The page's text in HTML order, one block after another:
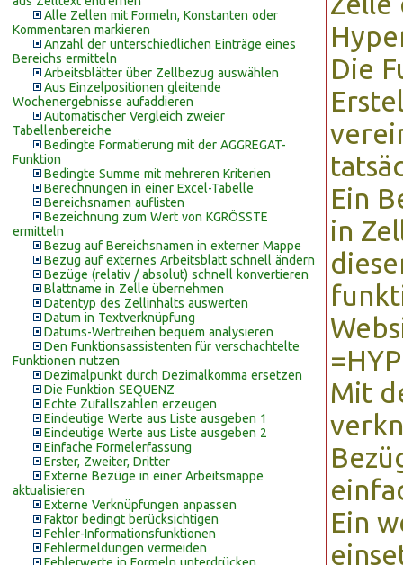
Alle Zellen mit Formeln, Konstanten oder
Kommentaren markieren
Anzahl der unterschiedlichen Einträge eines
Bereichs ermitteln
Arbeitsblätter über Zellbezug auswählen
Aus Einzelpositionen gleitende
Wochenergebnisse aufaddieren
Automatischer Vergleich zweier
Tabellenbereiche
Bedingte Formatierung mit der AGGREGAT-
Funktion
Bedingte Summe mit mehreren Kriterien
Berechnungen in einer Excel-Tabelle
Bereichsnamen auflisten
Bezeichnung zum Wert von KGRÖSSTE
ermitteln
Bezug auf Bereichsnamen in externer Mappe
Bezug auf externes Arbeitsblatt schnell ändern
Bezüge (relativ / absolut) schnell konvertieren
Blattname in Zelle übernehmen
Datentyp des Zellinhalts auswerten
Datum in Textverknüpfung
Datums-Wertreihen bequem analysieren
Den Funktionsassistenten für verschachtelte
Funktionen nutzen
Dezimalpunkt durch Dezimalkomma ersetzen
Die Funktion SEQUENZ
Echte Zufallszahlen erzeugen
Eindeutige Werte aus Liste ausgeben 1
Eindeutige Werte aus Liste ausgeben 2
Einfache Formelerfassung
Erster, Zweiter, Dritter
Externe Bezüge in einer Arbeitsmappe
aktualisieren
Externe Verknüpfungen anpassen
Faktor bedingt berücksichtigen
Fehler-Informationsfunktionen
Fehlermeldungen vermeiden
Die
Ein
in
Mit
Ein